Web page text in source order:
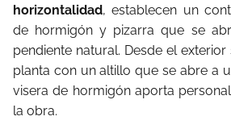
horizontalidad, establecen un
de hormigón y pizarra que se
pendiente natural. Desde el
planta con un altillo que se abre a
visera de hormigón aporta
la obra.